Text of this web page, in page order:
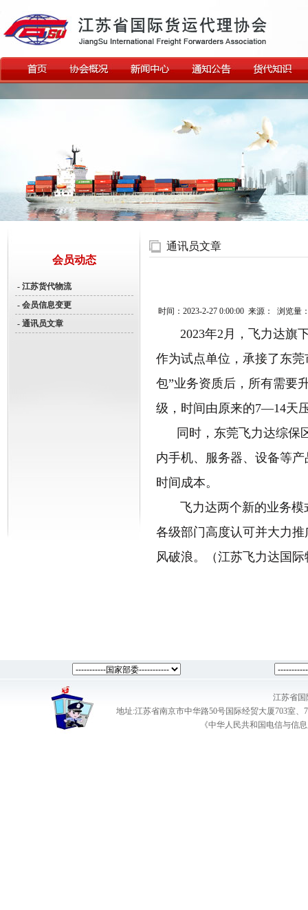
会员动态
- 江苏货代物流
- 会员信息变更
- 通讯员文章
通讯员文章
时间： 2023-2-27 0:00:00 来源： 浏览量
2023年2月，飞力达旗下
作为试点单位，承接了东
包”业务资质后，所有需要
级，时间由原来的7—14天
同时，东莞飞力达综保
内手机、服务器、设备等
时间成本。
飞力达两个新的业务模
各级部门高度认可并大力
风破浪。
（江苏飞力达国
江苏省国
地址:江苏省南京市中华路50号国际经贸大厦703室、
《中华人民共和国电信与信